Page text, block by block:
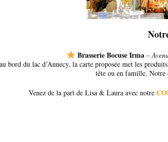
Brasserie Bocuse Irma –
bord du lac d’Annecy, la carte proposée met les
tête ou en famille. Notre
Venez de la part de Lisa & Laura avec notre